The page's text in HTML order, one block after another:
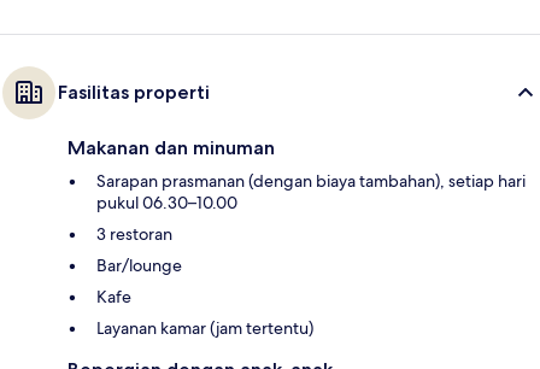
Fasilitas properti
Makanan dan minuman
Sarapan prasmanan (dengan biaya tambahan), setiap hari
pukul 06.30–10.00
3 restoran
Bar/lounge
Kafe
Layanan kamar (jam tertentu)